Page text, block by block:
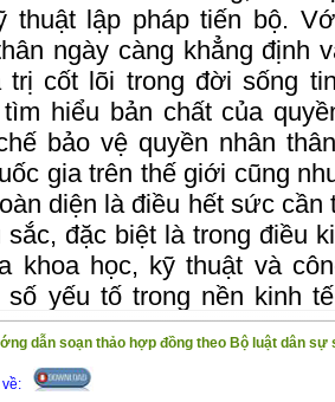
thuật lập pháp tiến bộ.
ngày càng khẳng định
trị cốt lõi trong đời sống
hiểu bản chất của
bảo vệ quyền nhân
gia trên thế giới cũng
diện là điều hết sức
đặc biệt là trong điều
khoa học, kỹ thuật và
số yếu tố trong nền kinh
về bảo vệ các quyền
riêng trong các lĩnh vực
vệ quyền còn một số bất
dẫn soạn thảo hợp đồng theo Bộ luật dân sự